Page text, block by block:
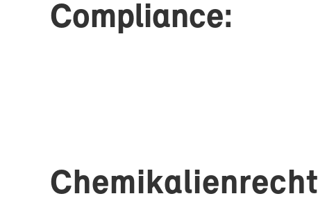
Compliance:
Che­mi­ka­li­en­recht